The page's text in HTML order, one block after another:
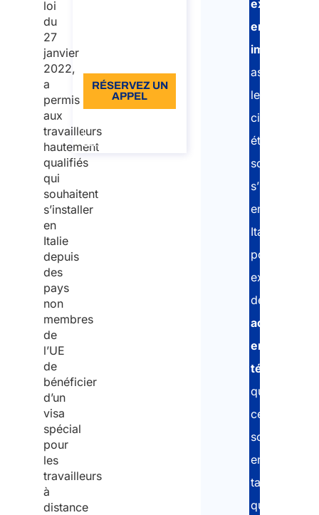
loi
du
27
janvier
2022,
a
permis
aux
travailleurs
hautement
qualifiés
qui
souhaitent
s’installer
en
Italie
depuis
des
pays
non
membres
de
l’UE
de
bénéficier
d’un
visa
spécial
pour
les
travailleurs
à
distance
RÉSERVEZ UN
APPEL
experts
en
immigration
assistent
les
citoyens
étrangers
souhaitant
s’installer
en
Italie
pour
exercer
des
activités
en
télétravail
que
ce
soit
en
tant
que